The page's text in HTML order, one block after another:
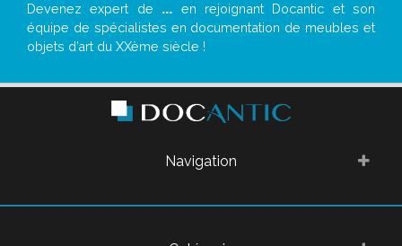
Devenez expert de ... en rejoignant Docantic et son
équipe de spécialistes en documentation de meubles et
objets d’art du XXème siècle !
Navigation